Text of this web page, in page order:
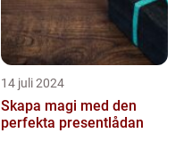
14 juli 2024
Skapa magi med den
perfekta presentlådan